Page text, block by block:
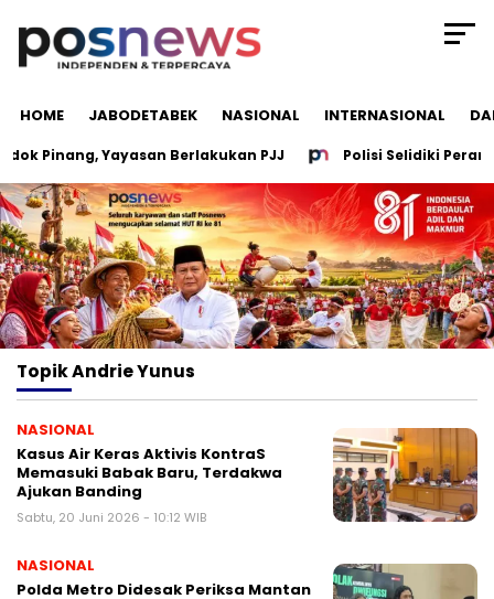
HOME JABODETABEK NASIONAL INTERNASIONAL
Pinang, Yayasan Berlakukan PJJ Polisi Selidiki Peran
TopikAndrie Yunus
NASIONAL
Kasus Air Keras Aktivis KontraS
Memasuki Babak Baru, Terdakwa
Ajukan Banding
Sabtu, 20 Juni 2026 - 10:12 WIB
NASIONAL
Polda Metro Didesak Periksa Mantan